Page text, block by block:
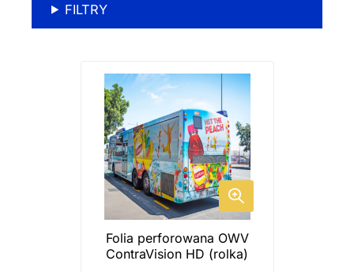
FILTRY
Folia perforowana OWV
ContraVision HD (rolka)
Ten
produkt
ma
wiele
wariantów.
Opcje
można
wybrać
na
stronie